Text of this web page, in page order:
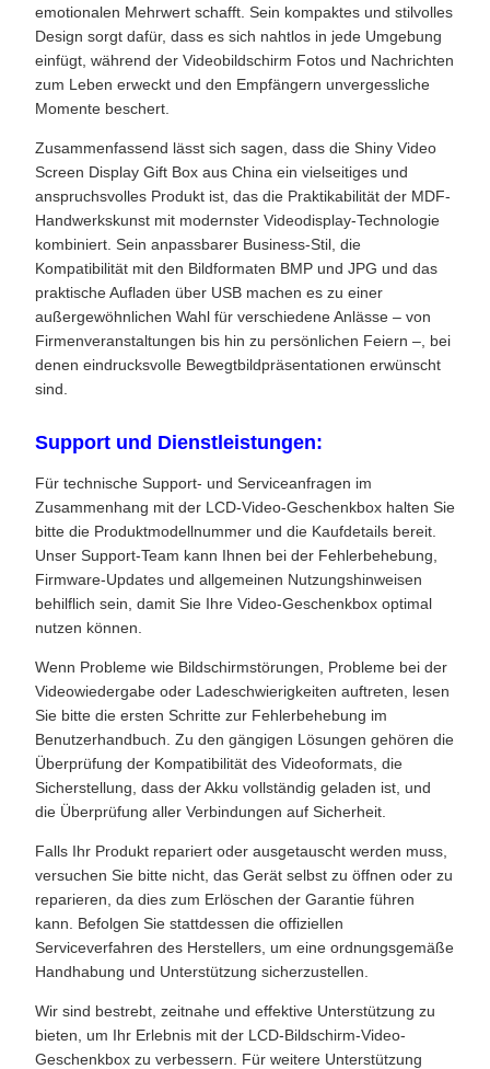
emotionalen Mehrwert schafft. Sein kompaktes und stilvolles
Design sorgt dafür, dass es sich nahtlos in jede Umgebung
einfügt, während der Videobildschirm Fotos und Nachrichten
zum Leben erweckt und den Empfängern unvergessliche
Momente beschert.
Zusammenfassend lässt sich sagen, dass die Shiny Video
Screen Display Gift Box aus China ein vielseitiges und
anspruchsvolles Produkt ist, das die Praktikabilität der MDF-
Handwerkskunst mit modernster Videodisplay-Technologie
kombiniert. Sein anpassbarer Business-Stil, die
Kompatibilität mit den Bildformaten BMP und JPG und das
praktische Aufladen über USB machen es zu einer
außergewöhnlichen Wahl für verschiedene Anlässe – von
Firmenveranstaltungen bis hin zu persönlichen Feiern –, bei
denen eindrucksvolle Bewegtbildpräsentationen erwünscht
sind.
Support und Dienstleistungen:
Für technische Support- und Serviceanfragen im
Zusammenhang mit der LCD-Video-Geschenkbox halten Sie
bitte die Produktmodellnummer und die Kaufdetails bereit.
Unser Support-Team kann Ihnen bei der Fehlerbehebung,
Firmware-Updates und allgemeinen Nutzungshinweisen
behilflich sein, damit Sie Ihre Video-Geschenkbox optimal
nutzen können.
Wenn Probleme wie Bildschirmstörungen, Probleme bei der
Videowiedergabe oder Ladeschwierigkeiten auftreten, lesen
Sie bitte die ersten Schritte zur Fehlerbehebung im
Benutzerhandbuch. Zu den gängigen Lösungen gehören die
Überprüfung der Kompatibilität des Videoformats, die
Sicherstellung, dass der Akku vollständig geladen ist, und
die Überprüfung aller Verbindungen auf Sicherheit.
Falls Ihr Produkt repariert oder ausgetauscht werden muss,
versuchen Sie bitte nicht, das Gerät selbst zu öffnen oder zu
reparieren, da dies zum Erlöschen der Garantie führen
kann. Befolgen Sie stattdessen die offiziellen
Serviceverfahren des Herstellers, um eine ordnungsgemäße
Handhabung und Unterstützung sicherzustellen.
Wir sind bestrebt, zeitnahe und effektive Unterstützung zu
bieten, um Ihr Erlebnis mit der LCD-Bildschirm-Video-
Geschenkbox zu verbessern. Für weitere Unterstützung